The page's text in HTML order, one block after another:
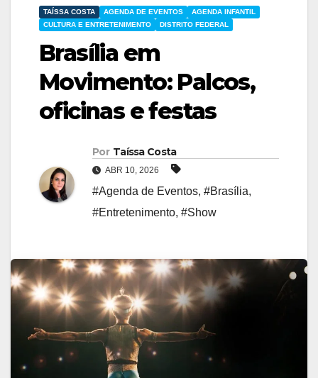
TAÍSSA COSTA AGENDA DE EVENTOS
AGENDA INFANTIL
CULTURA E ENTRETENIMENTO
DISTRITO FEDERAL
Brasília em
Movimento: Palcos,
oficinas e festas
Por Taíssa Costa
ABR 10, 2026
#Agenda de Eventos, #Brasília,
#Entretenimento, #Show